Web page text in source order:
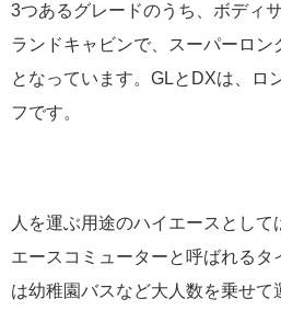
3つあるグレードのうち、ボディ
ランドキャビンで、スーパーロン
となっています。GLとDXは、ロ
フです。
人を運ぶ用途のハイエースとして
エースコミューターと呼ばれるタ
は幼稚園バスなど大人数を乗せて